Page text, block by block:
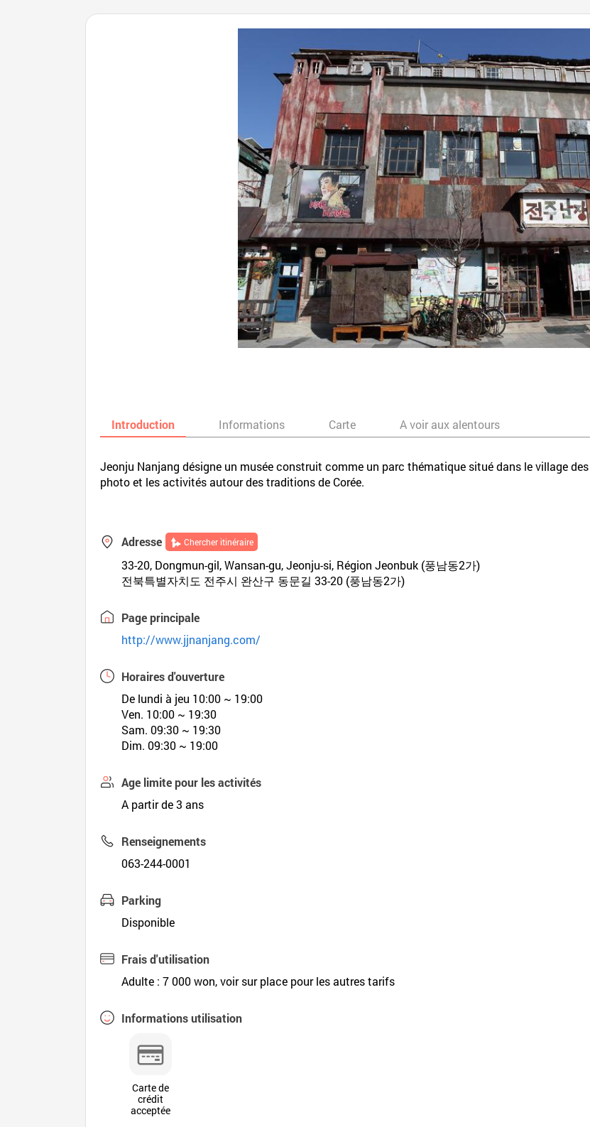
Introduction Informations Carte A voir aux alentours
Jeonju Nanjang désigne un musée construit comme un parc thématique situé dans le village
photo et les activités autour des traditions de Corée.
Adresse Chercher itinéraire
33-20, Dongmun-gil, Wansan-gu, Jeonju-si, Région Jeonbuk (풍남동2가)
전북특별자치도 전주시 완산구 동문길 33-20 (풍남동2가)
Page principale
http://www.jjnanjang.com/
Horaires d'ouverture
De lundi à jeu 10:00 ~ 19:00
Ven. 10:00 ~ 19:30
Sam. 09:30 ~ 19:30
Dim. 09:30 ~ 19:00
Age limite pour les activités
A partir de 3 ans
Renseignements
063-244-0001
Parking
Disponible
Frais d'utilisation
Adulte : 7 000 won, voir sur place pour les autres tarifs
Informations utilisation
Carte de
crédit
acceptée